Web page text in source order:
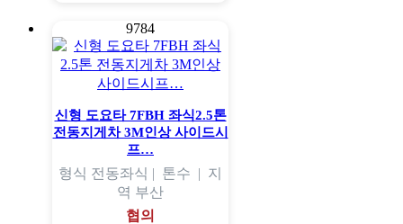
9784
신형 도요타 7FBH 좌식2.5톤
전동지게차 3M인상 사이드시
프…
형식 전동좌식 | 톤수 | 지
역 부산
협의